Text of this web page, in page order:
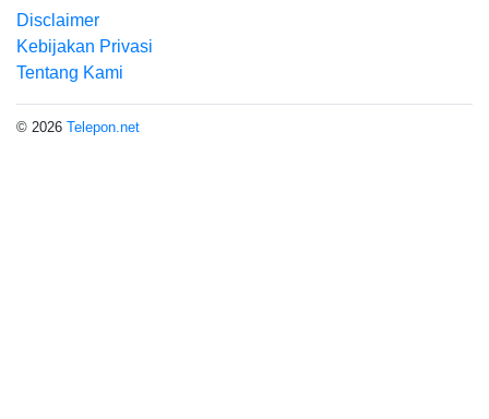
Disclaimer
Kebijakan Privasi
Tentang Kami
© 2026 Telepon.net